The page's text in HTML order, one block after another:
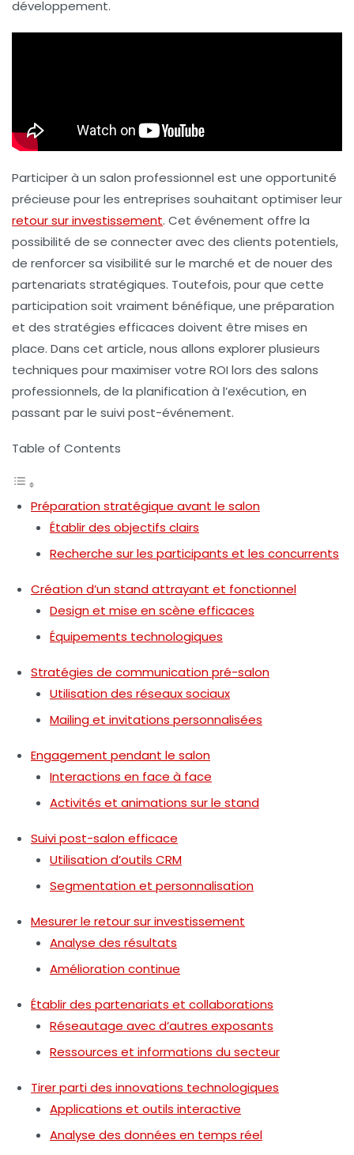
développement.
Participer à un salon professionnel est une opportunité
précieuse pour les entreprises souhaitant optimiser leur
retour sur investissement. Cet événement offre la
possibilité de se connecter avec des clients potentiels,
de renforcer sa visibilité sur le marché et de nouer des
partenariats stratégiques. Toutefois, pour que cette
participation soit vraiment bénéfique, une préparation
et des stratégies efficaces doivent être mises en
place. Dans cet article, nous allons explorer plusieurs
techniques pour maximiser votre ROI lors des salons
professionnels, de la planification à l’exécution, en
passant par le suivi post-événement.
Table of Contents
Préparation stratégique avant le salon
Établir des objectifs clairs
Recherche sur les participants et les concurrents
Création d’un stand attrayant et fonctionnel
Design et mise en scène efficaces
Équipements technologiques
Stratégies de communication pré-salon
Utilisation des réseaux sociaux
Mailing et invitations personnalisées
Engagement pendant le salon
Interactions en face à face
Activités et animations sur le stand
Suivi post-salon efficace
Utilisation d’outils CRM
Segmentation et personnalisation
Mesurer le retour sur investissement
Analyse des résultats
Amélioration continue
Établir des partenariats et collaborations
Réseautage avec d’autres exposants
Ressources et informations du secteur
Tirer parti des innovations technologiques
Applications et outils interactive
Analyse des données en temps réel